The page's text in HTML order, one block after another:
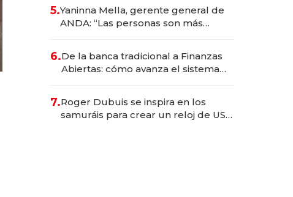
5.Yaninna Mella, gerente general de
ANDA: “Las personas son más
6.De la banca tradicional a Finanzas
Abiertas: cómo avanza el sistema
7.Roger Dubuis se inspira en los
samuráis para crear un reloj de US$